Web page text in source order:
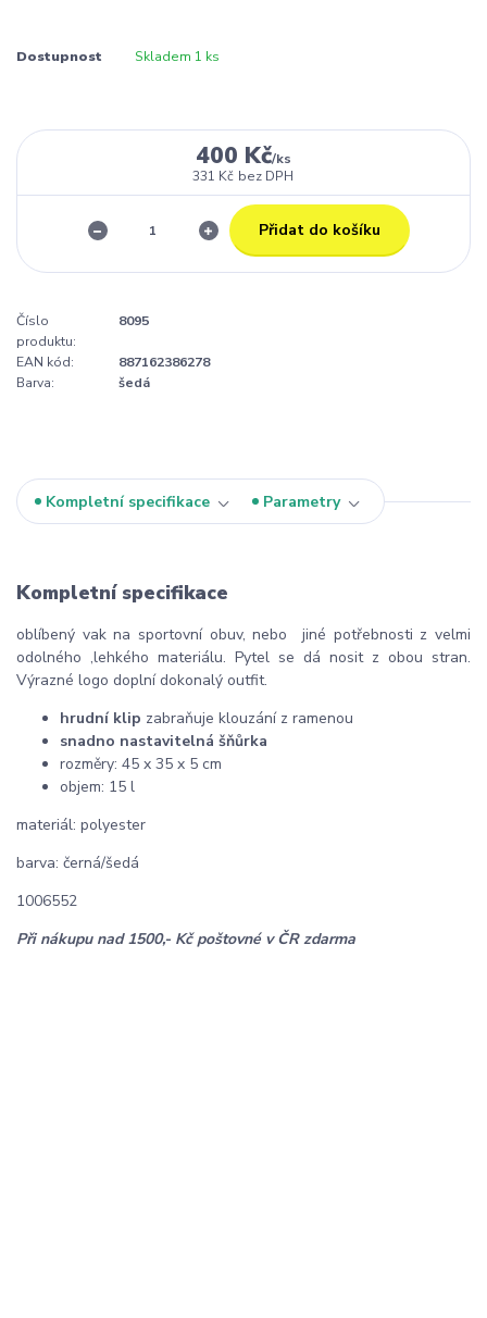
Dostupnost Skladem 1 ks
400 Kč/ks
331 Kč bez DPH
Přidat do košíku
Číslo
produktu:
8095
EAN kód:
887162386278
Barva:
šedá
Kompletní specifikace Parametry
Kompletní specifikace
oblíbený vak na sportovní obuv, nebo jiné potřebnosti z velmi
odolného ,lehkého materiálu. Pytel se dá nosit z obou stran.
Výrazné logo doplní dokonalý outfit.
hrudní klip zabraňuje klouzání z ramenou
snadno nastavitelná šňůrka
rozměry: 45 x 35 x 5 cm
objem: 15 l
materiál: polyester
barva: černá/šedá
1006552
Při nákupu nad 1500,- Kč poštovné v ČR zdarma